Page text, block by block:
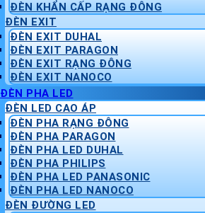
ĐÈN KHẨN CẤP RẠNG ĐÔNG
ĐÈN EXIT
ĐÈN EXIT DUHAL
ĐÈN EXIT PARAGON
ĐÈN EXIT RẠNG ĐÔNG
ĐÈN EXIT NANOCO
ĐÈN PHA LED
ĐÈN LED CAO ÁP
ĐÈN PHA RẠNG ĐÔNG
ĐÈN PHA PARAGON
ĐÈN PHA LED DUHAL
ĐÈN PHA PHILIPS
ĐÈN PHA LED PANASONIC
ĐÈN PHA LED NANOCO
ĐÈN ĐƯỜNG LED